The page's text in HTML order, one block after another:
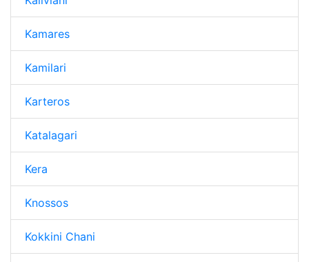
Kamares
Kamilari
Karteros
Katalagari
Kera
Knossos
Kokkini Chani